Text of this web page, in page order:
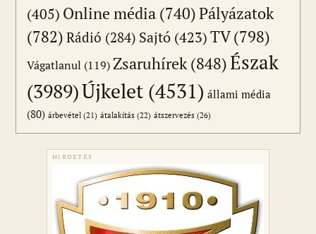
(405) Online média (740)Pályázatok
(782) Rádió (284) Sajtó (423)TV(798)
Vágatlanul (119)Zsaruhírek(848)Észak
(3989)Újkelet (4531) állami média
(80) árbevétel (21) átalakítás (22) átszervezés (26)
HIRDETÉS